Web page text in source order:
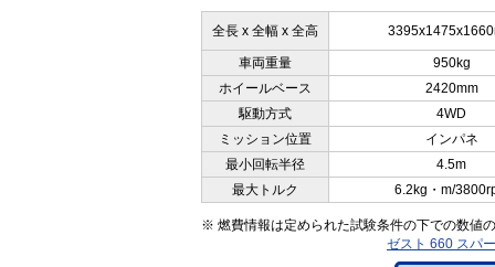
全長 x 全幅 x 全高
車両重量
950kg
ホイールベース
2420mm
駆動方式
4WD
ミッション位置
インパネ
最小回転半径
4.5m
最大トルク
6.2kg・m/
※ 燃費情報は定められた試験条件の下での数値
ゼスト 660 スパ